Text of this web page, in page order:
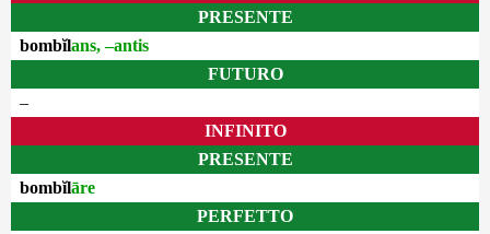
PRESENTE
bombĭlans, –antis
FUTURO
–
INFINITO
PRESENTE
bombĭlāre
PERFETTO